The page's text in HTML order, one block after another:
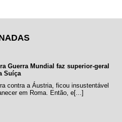
Guerra Mundial faz superior-geral
Suíça
contra a Áustria, ficou insustentável
em Roma. Então, e[...]